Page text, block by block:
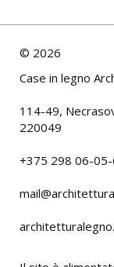
© 2026
Case in legno
114-49,
220049
+375 298 06-